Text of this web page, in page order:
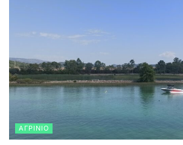
ΑΓΡΊΝΙΟ